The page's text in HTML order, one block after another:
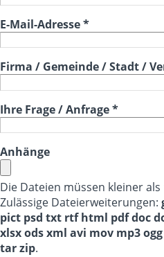
E-Mail-Adresse*
Firma / Gemeinde / Stadt /
Ihre Frage / Anfrage*
Anhänge
Die Dateien müssen kleiner als
Zulässige Dateierweiterungen:
pict psd txt rtf html pdf doc
xlsx ods xml avi mov mp3
tar zip.